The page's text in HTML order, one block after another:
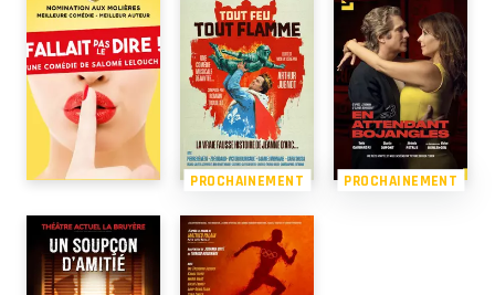
PROCHAINEMENT PROCHAINEMENT